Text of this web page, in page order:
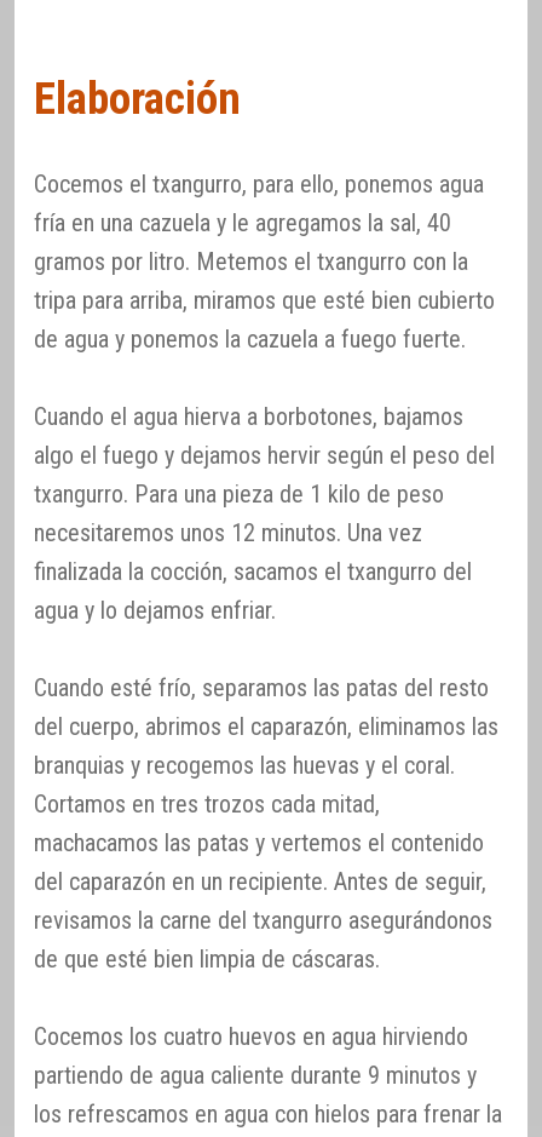
Elaboración
Cocemos el txangurro, para ello, ponemos agua
fría en una cazuela y le agregamos la sal, 40
gramos por litro. Metemos el txangurro con la
tripa para arriba, miramos que esté bien cubierto
de agua y ponemos la cazuela a fuego fuerte.
Cuando el agua hierva a borbotones, bajamos
algo el fuego y dejamos hervir según el peso del
txangurro. Para una pieza de 1 kilo de peso
necesitaremos unos 12 minutos. Una vez
finalizada la cocción, sacamos el txangurro del
agua y lo dejamos enfriar.
Cuando esté frío, separamos las patas del resto
del cuerpo, abrimos el caparazón, eliminamos las
branquias y recogemos las huevas y el coral.
Cortamos en tres trozos cada mitad,
machacamos las patas y vertemos el contenido
del caparazón en un recipiente. Antes de seguir,
revisamos la carne del txangurro asegurándonos
de que esté bien limpia de cáscaras.
Cocemos los cuatro huevos en agua hirviendo
partiendo de agua caliente durante 9 minutos y
los refrescamos en agua con hielos para frenar la